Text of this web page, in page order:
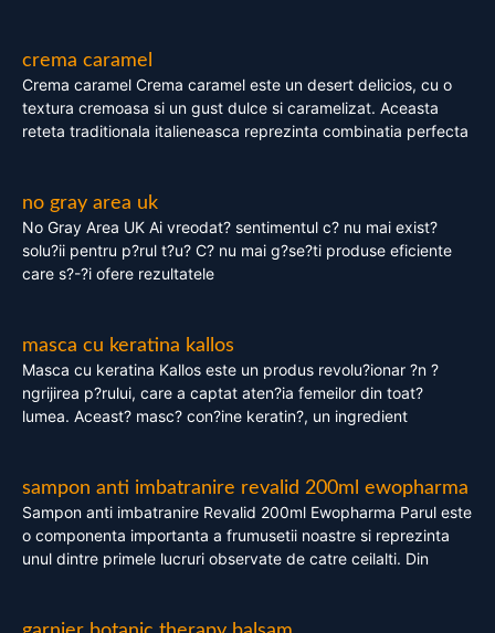
crema caramel
Crema caramel Crema caramel este un desert delicios, cu o
textura cremoasa si un gust dulce si caramelizat. Aceasta
reteta traditionala italieneasca reprezinta combinatia perfecta
no gray area uk
No Gray Area UK Ai vreodat? sentimentul c? nu mai exist?
solu?ii pentru p?rul t?u? C? nu mai g?se?ti produse eficiente
care s?-?i ofere rezultatele
masca cu keratina kallos
Masca cu keratina Kallos este un produs revolu?ionar ?n ?
ngrijirea p?rului, care a captat aten?ia femeilor din toat?
lumea. Aceast? masc? con?ine keratin?, un ingredient
sampon anti imbatranire revalid 200ml ewopharma
Sampon anti imbatranire Revalid 200ml Ewopharma Parul este
o componenta importanta a frumusetii noastre si reprezinta
unul dintre primele lucruri observate de catre ceilalti. Din